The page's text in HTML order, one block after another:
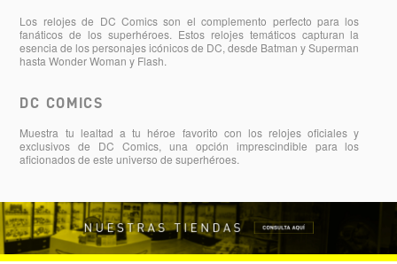
Los relojes de DC Comics son el complemento perfecto para los
fanáticos de los superhéroes. Estos relojes temáticos capturan la
esencia de los personajes icónicos de DC, desde Batman y Superman
hasta Wonder Woman y Flash.
DC COMICS
Muestra tu lealtad a tu héroe favorito con los relojes oficiales y
exclusivos de DC Comics, una opción imprescindible para los
aficionados de este universo de superhéroes.